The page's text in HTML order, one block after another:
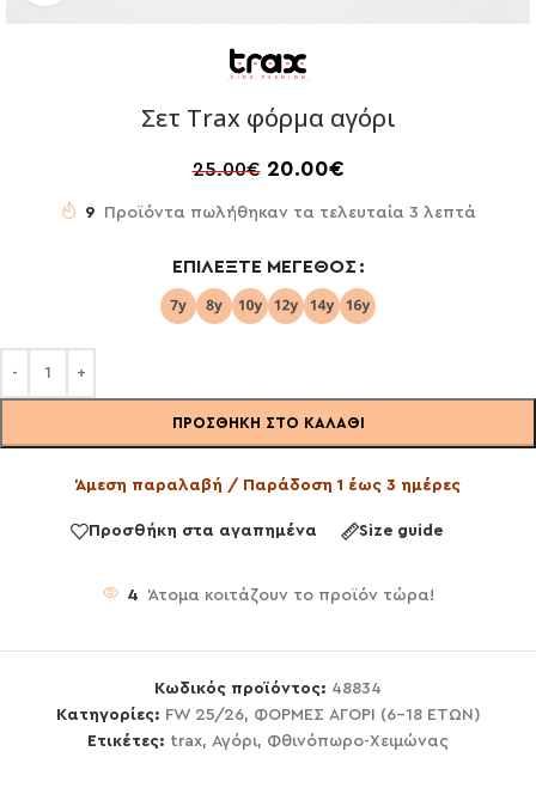
Σετ Trax φόρμα αγόρι
25.00€ 20.00€
9 Προϊόντα πωλήθηκαν τα τελευταία 3 λεπτά
ΕΠΙΛΈΞΤΕ ΜΈΓΕΘΟΣ
ΠΡΟΣΘΉΚΗ ΣΤΟ ΚΑΛΆΘΙ
Άμεση παραλαβή / Παράδοση 1 έως 3 ημέρες
Προσθήκη στα αγαπημένα Size guide
4 Άτομα κοιτάζουν το προϊόν τώρα!
Κωδικός προϊόντος: 48834
Κατηγορίες: FW 25/26, ΦΟΡΜΕΣ ΑΓΟΡΙ (6-18 ΕΤΩΝ)
Ετικέτες: trax, Αγόρι, Φθινόπωρο-Χειμώνας